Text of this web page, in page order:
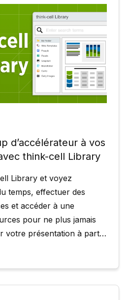
d’accélérateur à vos
think-cell Library
Library et voyez
temps, effectuer des
et accéder à une
pour ne plus jamais
votre présentation à partir